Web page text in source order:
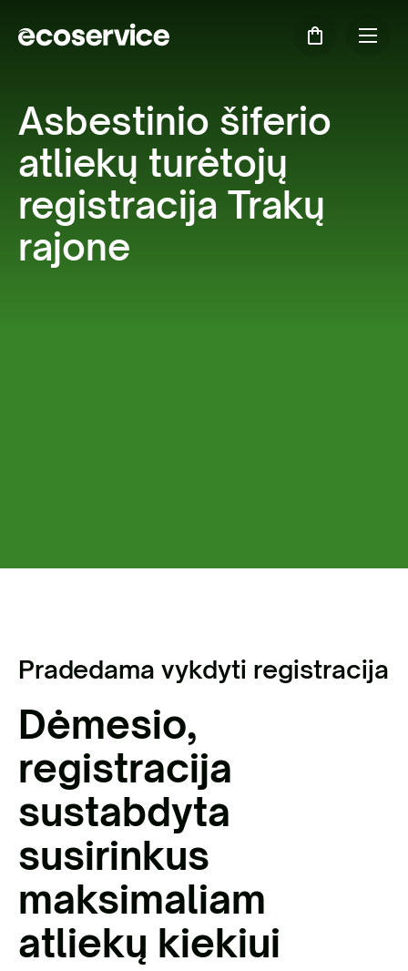
Asbestinio šiferio
atliekų turėtojų
registracija Trakų
rajone
Pradedama vykdyti registracija
Dėmesio,
registracija
sustabdyta
susirinkus
maksimaliam
atliekų kiekiui